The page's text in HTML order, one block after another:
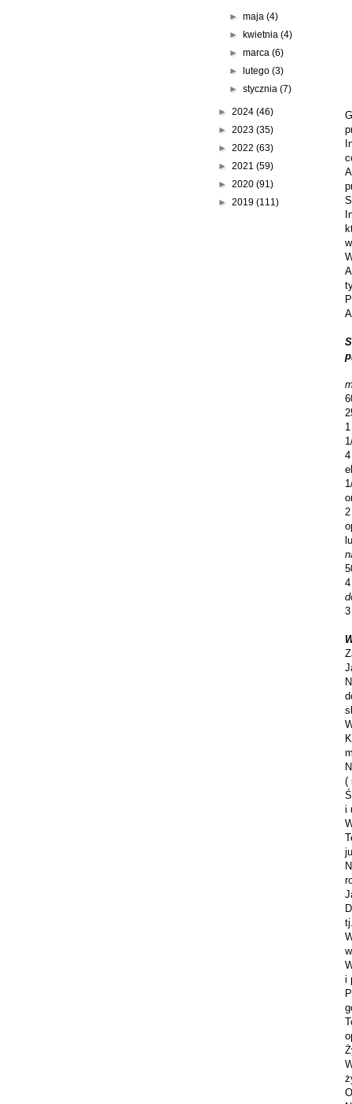
(
i
i
►maja(4)
► kwietnia(4)
►marca(6)
►
lutego(3)
►stycznia(7)
► 2024 (46)
► 2023 (35)
► 2022 (63)
► 2021 (59)
► 2020 (91)
► 2019 (111)